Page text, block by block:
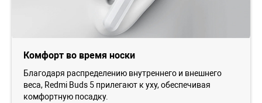
Комфорт во время носки
Благодаря распределению внутреннего и внешнего
веса, Redmi Buds 5 прилегают к уху, обеспечивая
комфортную посадку.